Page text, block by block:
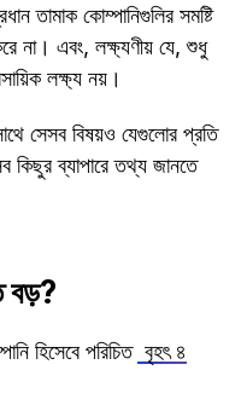
তামাক কোম্পানিগুলির সমষ্টি
না। এবং, লক্ষ্যণীয় যে, শুধু
লক্ষ্য নয়।
সেসব বিষয়ও যেগুলোর প্রতি
কিছুর ব্যাপারে তথ্য জানতে
বড়?
হিসেবে পরিচিত বৃহৎ ৪